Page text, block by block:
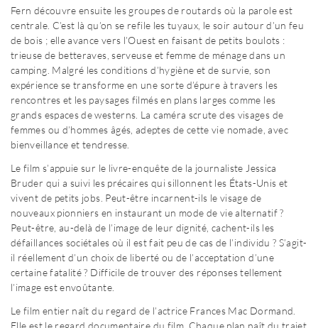
Fern découvre ensuite les groupes de routards où la parole est
centrale. C’est là qu’on se refile les tuyaux, le soir autour d’un feu
de bois ; elle avance vers l’Ouest en faisant de petits boulots :
trieuse de betteraves, serveuse et femme de ménage dans un
camping. Malgré les conditions d’hygiène et de survie, son
expérience se transforme en une sorte d’épure à travers les
rencontres et les paysages filmés en plans larges comme les
grands espaces de westerns. La caméra scrute des visages de
femmes ou d’hommes âgés, adeptes de cette vie nomade, avec
bienveillance et tendresse.
Le film s’appuie sur le livre-enquête de la journaliste Jessica
Bruder qui a suivi les précaires qui sillonnent les États-Unis et
vivent de petits jobs. Peut-être incarnent-ils le visage de
nouveaux pionniers en instaurant un mode de vie alternatif ?
Peut-être, au-delà de l’image de leur dignité, cachent-ils les
défaillances sociétales où il est fait peu de cas de l’individu ? S’agit-
il réellement d’un choix de liberté ou de l’acceptation d’une
certaine fatalité ? Difficile de trouver des réponses tellement
l’image est envoûtante.
Le film entier naît du regard de l’actrice Frances Mac Dormand.